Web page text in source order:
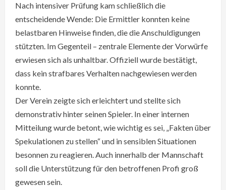
Nach intensiver Prüfung kam schließlich die
entscheidende Wende: Die Ermittler konnten keine
belastbaren Hinweise finden, die die Anschuldigungen
stützten. Im Gegenteil – zentrale Elemente der Vorwürfe
erwiesen sich als unhaltbar. Offiziell wurde bestätigt,
dass kein strafbares Verhalten nachgewiesen werden
konnte.
Der Verein zeigte sich erleichtert und stellte sich
demonstrativ hinter seinen Spieler. In einer internen
Mitteilung wurde betont, wie wichtig es sei, „Fakten über
Spekulationen zu stellen“ und in sensiblen Situationen
besonnen zu reagieren. Auch innerhalb der Mannschaft
soll die Unterstützung für den betroffenen Profi groß
gewesen sein.